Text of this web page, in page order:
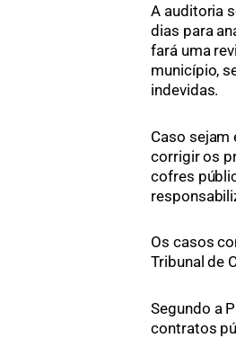
A auditoria
dias para
fará uma
município,
indevidas.
Caso sejam
corrigir os
cofres
Os casos
Tribunal de
Segundo a
contratos